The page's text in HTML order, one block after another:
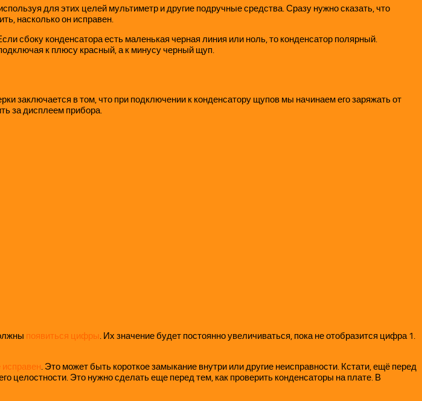
для этих целей мультиметр и другие подручные средства. Сразу нужно сказать, что
насколько он исправен.
сбоку конденсатора есть маленькая черная линия или ноль, то конденсатор полярный.
к плюсу красный, а к минусу черный щуп.
заключается в том, что при подключении к конденсатору щупов мы начинаем его заряжать от
за дисплеем прибора.
появиться цифры. Их значение будет постоянно увеличиваться, пока не отобразится цифра 1.
исправен. Это может быть короткое замыкание внутри или другие неисправности. Кстати, ещё перед
целостности. Это нужно сделать еще перед тем, как проверить конденсаторы на плате. В